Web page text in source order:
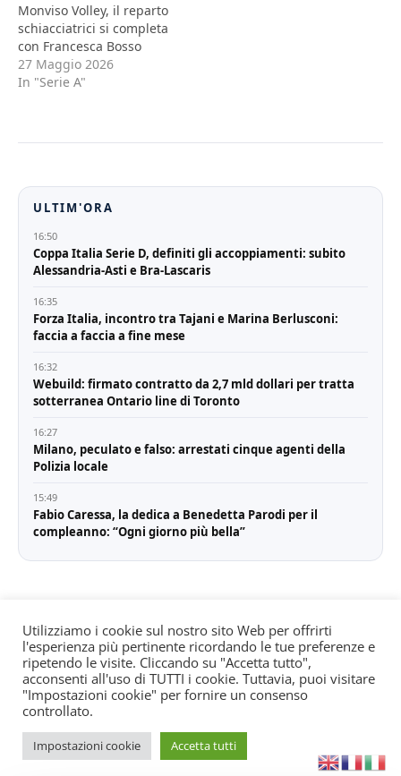
Monviso Volley, il reparto
schiacciatrici si completa
con Francesca Bosso
27 Maggio 2026
In "Serie A"
ULTIM'ORA
16:50
Coppa Italia Serie D, definiti gli accoppiamenti: subito
Alessandria-Asti e Bra-Lascaris
16:35
Forza Italia, incontro tra Tajani e Marina Berlusconi:
faccia a faccia a fine mese
16:32
Webuild: firmato contratto da 2,7 mld dollari per tratta
sotterranea Ontario line di Toronto
16:27
Milano, peculato e falso: arrestati cinque agenti della
Polizia locale
15:49
Fabio Caressa, la dedica a Benedetta Parodi per il
compleanno: “Ogni giorno più bella”
© All rights reserved. Quotidiano registrato all'albo dei
giornali e periodici presso il Tribunale di Torino n. 25
del 24/8/2022 Editore: Agostino Scozzaro Direttore
responsabile: Andrea Musacchio Theme Sportsx
designed byWPInterface.
Utilizziamo i cookie sul nostro sito Web per offrirti
l'esperienza più pertinente ricordando le tue preferenze e
ripetendo le visite. Cliccando su "Accetta tutto",
acconsenti all'uso di TUTTI i cookie. Tuttavia, puoi visitare
"Impostazioni cookie" per fornire un consenso
controllato.
Impostazioni cookie Accetta tutti